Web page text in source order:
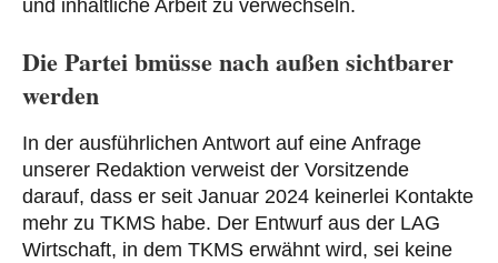
und inhaltliche Arbeit zu verwechseln.
Die Partei bmüsse nach außen sichtbarer
werden
In der ausführlichen Antwort auf eine Anfrage
unserer Redaktion verweist der Vorsitzende
darauf, dass er seit Januar 2024 keinerlei Kontakte
mehr zu TKMS habe. Der Entwurf aus der LAG
Wirtschaft, in dem TKMS erwähnt wird, sei keine